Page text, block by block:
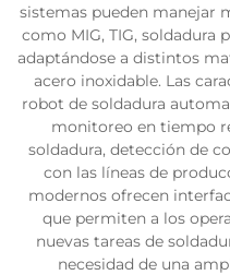
sistemas pueden manejar
como MIG, TIG, soldadura
adaptándose a distintos
acero inoxidable. Las
robot de soldadura
monitoreo en tiempo
soldadura, detección de
con las líneas de
modernos ofrecen
que permiten a los
nuevas tareas de
necesidad de una